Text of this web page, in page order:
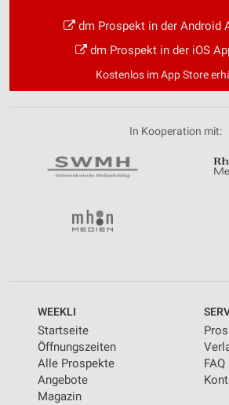
dm Prospekt in der Android
dm Prospekt in der iOS
Kostenlos im App Store
In Kooperation mit:
WEEKLI
Startseite
Öffnungszeiten
Alle Prospekte
Angebote
Magazin
FAQ